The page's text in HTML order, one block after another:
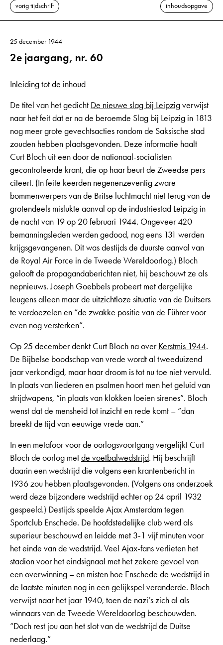
vorig tijdschrift inhoudsopgave
25 december 1944
2e jaargang, nr. 60
Inleiding tot de inhoud
De titel van het gedicht De nieuwe slag bij Leipzigverwijst
naar het feit dat er na de beroemde Slag bij Leipzig in 1813
nog meer grote gevechtsacties rondom de Saksische stad
zouden hebben plaatsgevonden. Deze informatie haalt
Curt Bloch uit een door de nationaal-socialisten
gecontroleerde krant, die op haar beurt de Zweedse pers
citeert. (In feite keerden negenenzeventig zware
bommenwerpers van de Britse luchtmacht niet terug van de
grotendeels mislukte aanval op de industriestad Leipzig in
de nacht van 19 op 20 februari 1944. Ongeveer 420
bemanningsleden werden gedood, nog eens 131 werden
krijgsgevangenen. Dit was destijds de duurste aanval van
de Royal Air Force in de Tweede Wereldoorlog.) Bloch
gelooft de propagandaberichten niet, hij beschouwt ze als
nepnieuws. Joseph Goebbels probeert met dergelijke
leugens alleen maar de uitzichtloze situatie van de Duitsers
te verdoezelen en “de zwakke positie van de Führer voor
even nog versterken”.
Op 25 december denkt Curt Bloch na overKerstmis 1944.
De Bijbelse boodschap van vrede wordt al tweeduizend
jaar verkondigd, maar haar droom is tot nu toe niet vervuld.
In plaats van liederen en psalmen hoort men het geluid van
strijdwapens, “in plaats van klokken loeien sirenes”. Bloch
wenst dat de mensheid tot inzicht en rede komt – “dan
breekt de tijd van eeuwige vrede aan.”
In een metafoor voor de oorlogsvoortgang vergelijkt Curt
Bloch de oorlog metde voetbalwedstrijd. Hij beschrijft
daarin een wedstrijd die volgens een krantenbericht in
1936 zou hebben plaatsgevonden. (Volgens ons onderzoek
werd deze bijzondere wedstrijd echter op 24 april 1932
gespeeld.) Destijds speelde Ajax Amsterdam tegen
Sportclub Enschede. De hoofdstedelijke club werd als
superieur beschouwd en leidde met 3-1 vijf minuten voor
het einde van de wedstrijd. Veel Ajax-fans verlieten het
stadion voor het eindsignaal met het zekere gevoel van
een overwinning – en misten hoe Enschede de wedstrijd in
de laatste minuten nog in een gelijkspel veranderde. Bloch
verwijst naar het jaar 1940, toen de nazi’s zich al als
winnaars van de Tweede Wereldoorlog beschouwden.
“Doch rest jou aan het slot van de wedstrijd de Duitse
nederlaag.”